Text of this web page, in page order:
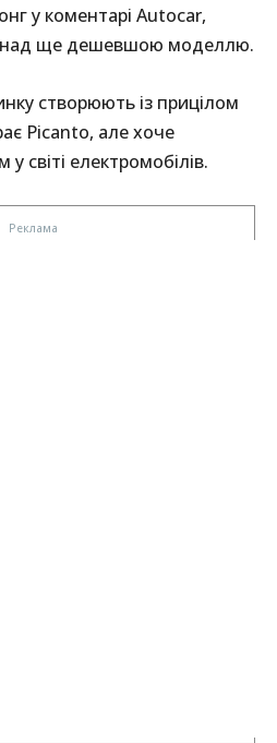
у коментарі Autocar,
над ще дешевшою моделлю.
створюють із прицілом
Picanto, але хоче
світі електромобілів.